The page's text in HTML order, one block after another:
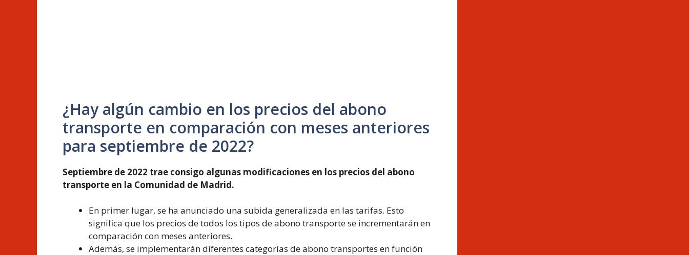
¿Hay algún cambio en los precios del abono
transporte en comparación con meses anteriores
para septiembre de 2022?
Septiembre de 2022 trae consigo algunas modificaciones en los precios del abono
transporte en la Comunidad de Madrid.
En primer lugar, se ha anunciado una subida generalizada en las tarifas. Esto
significa que los precios de todos los tipos de abono transporte se incrementarán en
comparación con meses anteriores.
Además, se implementarán diferentes categorías de abono transportes en función